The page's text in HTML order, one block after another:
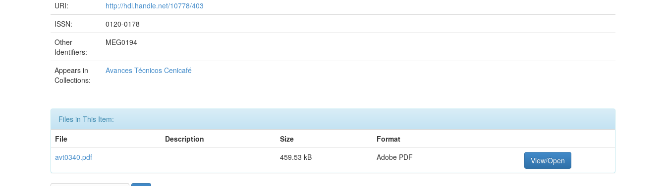
URI:
http://hdl.handle.net/10778/403
ISSN:
0120-0178
Other
Identifiers:
MEG0194
Appears in
Collections:
Avances Técnicos Cenicafé
Files in This Item:
File
Description Size
Format
avt0340.pdf
459.53 kB Adobe PDF View/Open